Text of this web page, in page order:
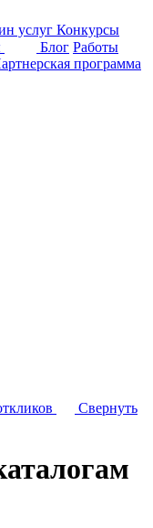
услуг Конкурсы
Блог Работы
программа
Свернуть